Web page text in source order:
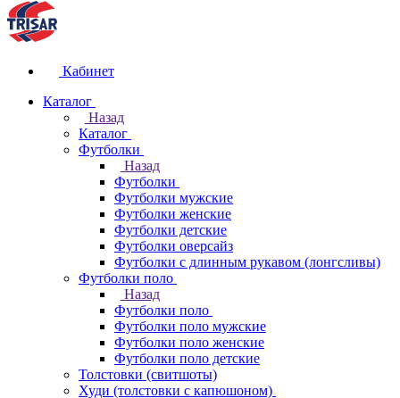
Кабинет
Каталог
Назад
Каталог
Футболки
Назад
Футболки
Футболки мужские
Футболки женские
Футболки детские
Футболки оверсайз
Футболки с длинным рукавом (лонгсливы)
Футболки поло
Назад
Футболки поло
Футболки поло мужские
Футболки поло женские
Футболки поло детские
Толстовки (свитшоты)
Худи (толстовки с капюшоном)